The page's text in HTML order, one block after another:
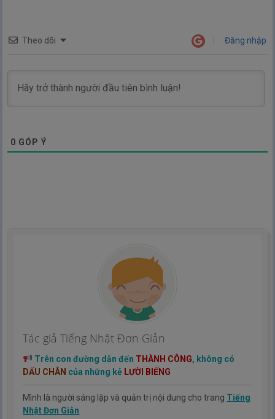
Theo dõi Đăng nhập
0 GÓP Ý
Tác giả Tiếng Nhật Đơn Giản
Trên con đường dẫn đến THÀNH CÔNG, không có
DẤU CHÂN của những kẻ LƯỜI BIẾNG
Mình là người sáng lập và quản trị nội dung cho trang Tiếng
Nhật Đơn Giản